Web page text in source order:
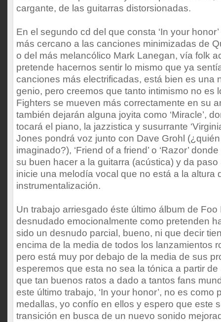
cargante, de las guitarras distorsionadas.
En el segundo cd del que consta ‘In your
más cercano a las canciones minimizadas de
o del más melancólico Mark Lanegan, vía folk
pretende hacernos sentir lo mismo que ya
canciones más electrificadas, está bien es una
genio, pero creemos que tanto intimismo no es
Fighters se mueven más correctamente en su
también dejarán alguna joyita como ‘Miracle’,
tocará el piano, la jazzistica y susurrante
Jones pondrá voz junto con Dave Grohl
imaginado?), ‘Friend of a friend’ o ‘Razor’
su buen hacer a la guitarra (acústica) y da
inicie una melodía vocal que no está a la altura
instrumentalización.
Un trabajo arriesgado éste último álbum de
desnudado emocionalmente como pretenden
sido un desnudo parcial, bueno, ni que decir
encima de la media de todos los lanzamientos
pero está muy por debajo de la media de sus
esperemos que esta no sea la tónica a partir
que tan buenos ratos a dado a tantos fans
este último trabajo, ‘In your honor’, no es como
medallas, yo confío en ellos y espero que este
transición en busca de un nuevo sonido